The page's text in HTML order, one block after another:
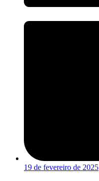
19 de fevereiro de 2025